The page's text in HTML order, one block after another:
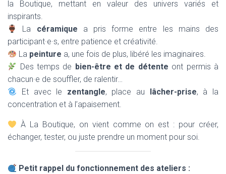
la Boutique, mettant en valeur des univers variés et
inspirants.
La céramique a pris forme entre les mains des
participant·e·s, entre patience et créativité.
La peinture a, une fois de plus, libéré les imaginaires.
Des temps de bien-être et de détente ont permis à
chacun·e de souffler, de ralentir…
Et avec le zentangle, place au lâcher-prise, à la
concentration et à l’apaisement.
À La Boutique, on vient comme on est : pour créer,
échanger, tester, ou juste prendre un moment pour soi.
Petit rappel du fonctionnement des ateliers :